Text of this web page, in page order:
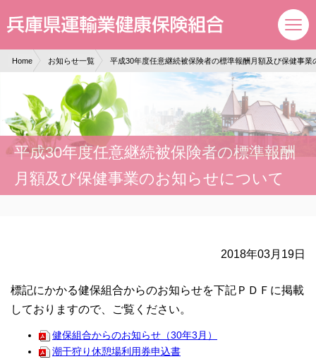
Home お知らせ一覧 平成30年度任意継続被保険者の標準報酬月額及び保健事業
平成30年度任意継続被保険者の標準報酬
月額及び保健事業のお知らせについて
2018年03月19日
標記にかかる健保組合からのお知らせを下記ＰＤＦに掲載
しておりますので、ご覧ください。
健保組合からのお知らせ（30年3月）
潮干狩り休憩場利用券申込書